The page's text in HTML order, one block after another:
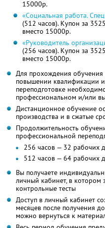
15000р.
«Социальная работа.
(512 часов). Купон за
вместо 15000р.
«Руководитель
(256 часов). Купон за
вместо 15000р.
Для прохождения обучения
повышении квалификации
переподготовке
профессиональном и/или
Дистанционное обучение
производства и в сжатые
Продолжительность
профессиональной
256 часов — 32 рабочих
512 часов — 64 рабочих
Вы получаете
личный кабинет, в котором
контрольные тесты
Доступ в личный кабинет
месяцев после получения
можно вернуться к